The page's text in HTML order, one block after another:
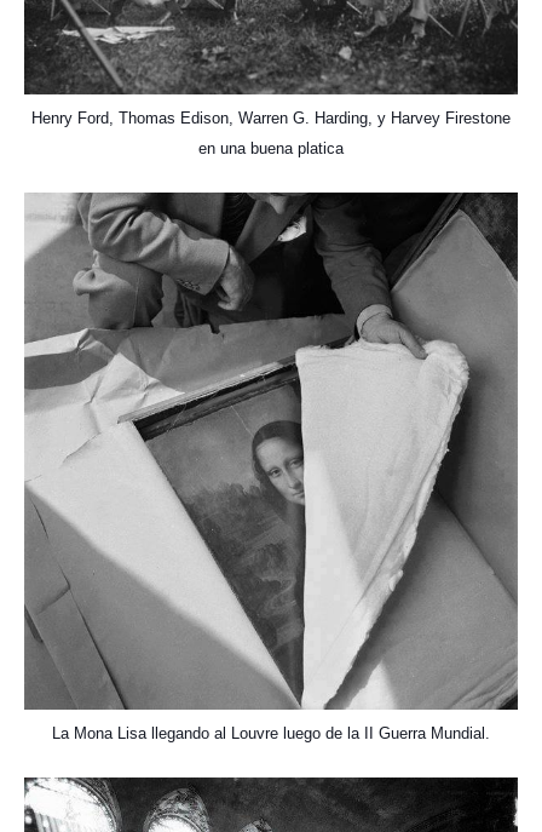
Henry Ford, Thomas Edison, Warren G. Harding, y Harvey Firestone
en una buena platica
La Mona Lisa llegando al Louvre luego de la II Guerra Mundial.